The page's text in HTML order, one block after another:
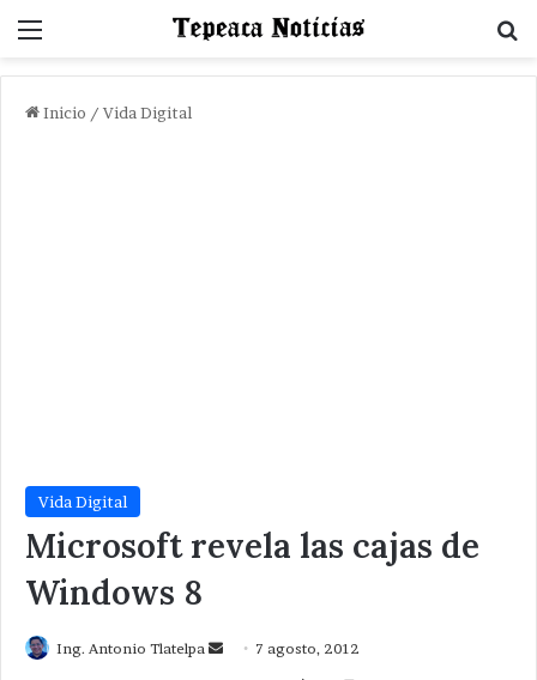
Menu
Inicio / Vida Digital
Vida Digital
Microsoft revela las cajas de
Windows 8
Ing. Antonio Tlatelpa
Send 7 agosto, 2012